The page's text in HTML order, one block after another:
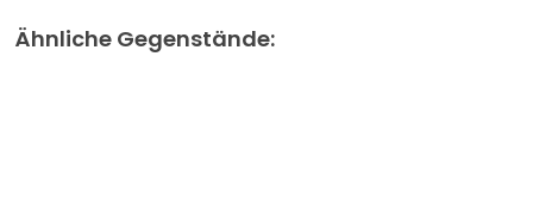
Ähnliche Gegenstände: